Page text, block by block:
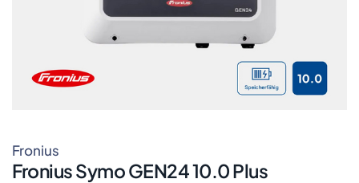
Fronius
Fronius Symo GEN24 10.0 Plus